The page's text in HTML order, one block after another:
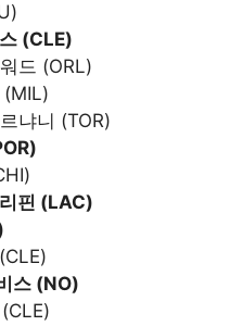
(CLE)
드 (ORL)
냐니 (TOR)
핀 (LAC)
스 (NO)